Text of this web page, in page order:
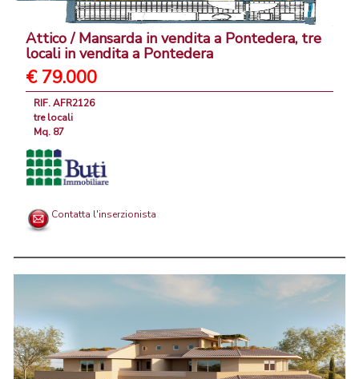
Attico / Mansarda in vendita a Pontedera, tre
locali in vendita a Pontedera
€ 79.000
RIF. AFR2126
tre locali
Mq. 87
Contatta l'inserzionista